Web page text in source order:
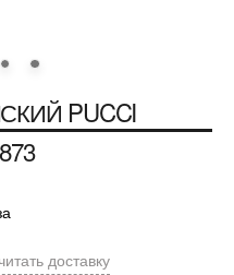
PUCCI
доставку